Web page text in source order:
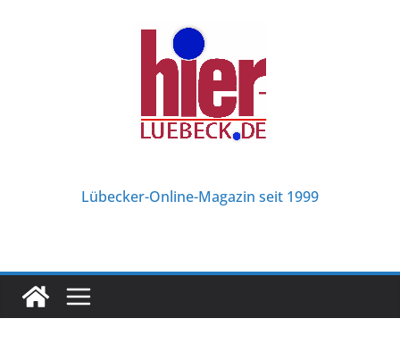
Lübecker-Online-Magazin seit 1999